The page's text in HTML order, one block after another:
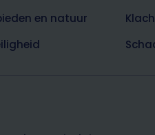
en natuur